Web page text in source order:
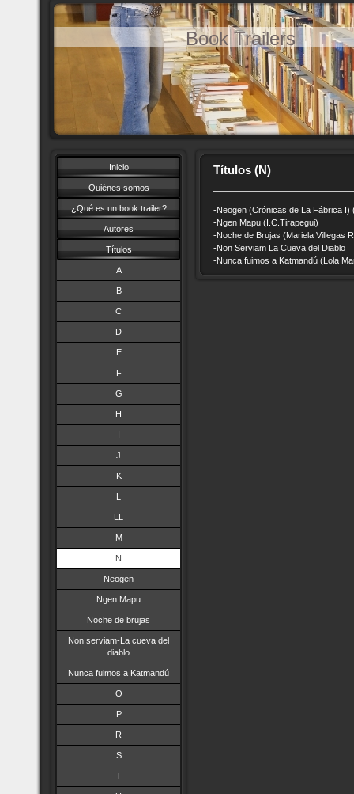
Book Trailers
Inicio
Quiénes somos
¿Qué es un book trailer?
Autores
Títulos
A
B
C
D
E
F
G
H
I
J
K
L
LL
M
N
Neogen
Ngen Mapu
Noche de brujas
Non serviam-La cueva del
diablo
Nunca fuimos a Katmandú
O
P
R
S
T
Títulos (N)
-Neogen (Crónicas de La Fábrica I)
-Ngen Mapu (I.C.Tirapegui)
-Noche de Brujas (Mariela Villegas
-Non Serviam La Cueva del Diablo
-Nunca fuimos a Katmandú (Lola